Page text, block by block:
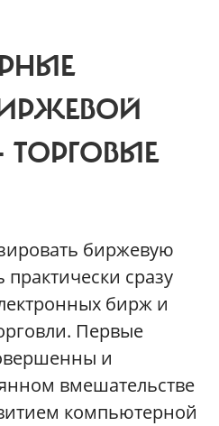
ТОРГОВЫЕ
биржевую
сразу
бирж и
Первые
и
вмешательстве
компьютерной